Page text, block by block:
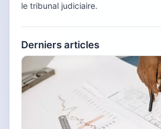
le tribunal judiciaire.
Derniers articles